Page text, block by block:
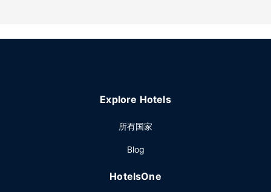
Explore Hotels
所有国家
Blog
HotelsOne